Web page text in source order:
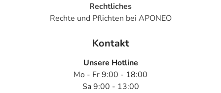
Rechtliches
Rechte und Pflichten bei APONEO
Kontakt
Unsere Hotline
Mo - Fr 9:00 - 18:00
Sa 9:00 - 13:00